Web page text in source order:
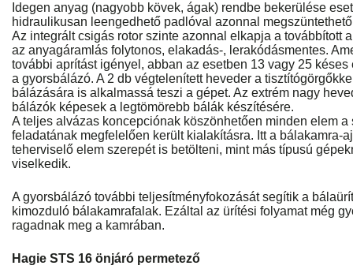
Idegen anyag (nagyobb kövek, ágak) rendbe bekerülése
hidraulikusan leengedhető padlóval azonnal
Az integrált csigás rotor szinte azonnal elkapja a továbbított
az anyagáramlás folytonos, elakadás-, lerakódásmentes.
további aprítást igényel, abban az esetben 13 vagy 25
a gyorsbálázó. A 2 db végtelenített heveder a
bálázására is alkalmassá teszi a gépet. Az extrém nagy
bálázók képesek a legtömörebb bálák készítésére.
A teljes alvázas koncepciónak köszönhetően minden elem a
feladatának megfelelően került kialakításra. Itt a bálakamra-
teherviselő elem szerepét is betölteni, mint más típusú
viselkedik.
A gyorsbálázó további teljesítményfokozását segítik a
kimozduló bálakamrafalak. Ezáltal az ürítési folyamat még
ragadnak meg a kamrában.
Hagie STS 16 önjáró permetező